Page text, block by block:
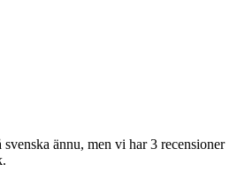
ännu, men vi har 3 recensioner